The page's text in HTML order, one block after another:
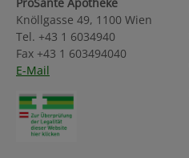
ProSante Apotheke
Knöllgasse 49, 1100 Wien
Tel. +43 1 6034940
Fax +43 1 603494040
E-Mail